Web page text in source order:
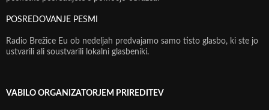
POSREDOVANJE PESMI
Radio Brežice Eu ob nedeljah predvajamo samo tisto glasbo, ki ste jo
ustvarili ali soustvarili lokalni glasbeniki.
VABILO ORGANIZATORJEM PRIREDITEV